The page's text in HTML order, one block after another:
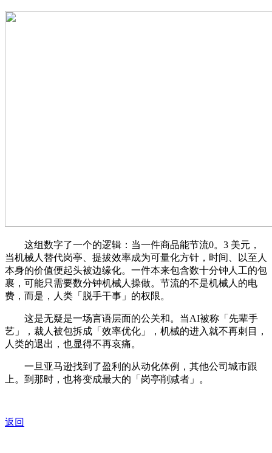
这组数字了一个的逻辑：当一件商品能节流0。3 美元，
当机械人替代岗亭、提拔效率成为可量化方针，时间、以至人
本身的价值便起头被边缘化。一件本来包含数十分钟人工的包
裹，可能只需要数分钟机械人操做。节流的不是机械人的电
费，而是，人类「脱手干事」的权限。
这是无疑是一场言语层面的公关和。当AI被称「先辈手
艺」，裁人被包拆成「效率优化」，机械的进入就不再刺目，
人类的退出，也显得不再哀痛。
一旦亚马逊找到了盈利的从动化体例，其他公司城市跟
上。到那时，也将变成最大的「岗亭削减者」。
返回